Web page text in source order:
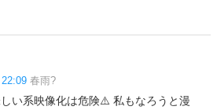
春雨?
い系映像化は危険⚠️ 私もなろうと漫